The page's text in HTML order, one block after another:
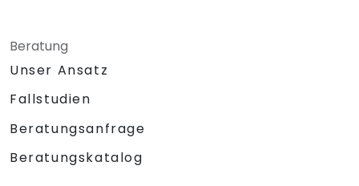
Beratung
Unser Ansatz
Fallstudien
Beratungsanfrage
Beratungskatalog